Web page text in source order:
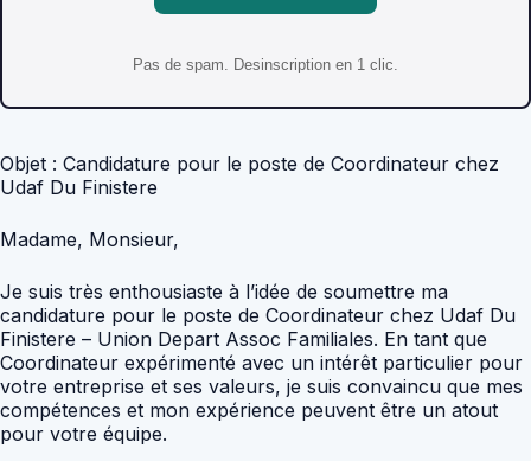
Pas de spam. Desinscription en 1 clic.
Objet : Candidature pour le poste de Coordinateur chez
Udaf Du Finistere
Madame, Monsieur,
Je suis très enthousiaste à l’idée de soumettre ma
candidature pour le poste de Coordinateur chez Udaf Du
Finistere – Union Depart Assoc Familiales. En tant que
Coordinateur expérimenté avec un intérêt particulier pour
votre entreprise et ses valeurs, je suis convaincu que mes
compétences et mon expérience peuvent être un atout
pour votre équipe.